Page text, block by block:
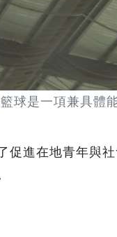
球是一項兼具體
促進在地青年與